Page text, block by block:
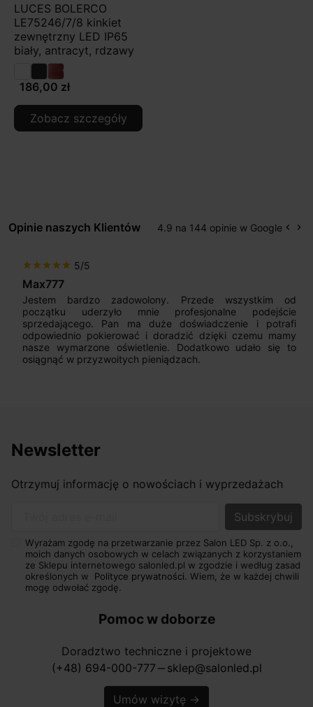
LUCES BOLERCO
LE75246/7/8 kinkiet
zewnętrzny LED IP65
biały, antracyt, rdzawy
186,00 zł
Zobacz szczegóły
Opinie naszych Klientów 4.9 na 144 opinie w Google keyboard_arrow_left keyboard_arrow_right
starstarstarstarstar 5/5
Max777
Jestem bardzo zadowolony. Przede wszystkim od
początku uderzyło mnie profesjonalne podejście
sprzedającego. Pan ma duże doświadczenie i potrafi
odpowiednio pokierować i doradzić dzięki czemu mamy
nasze wymarzone oświetlenie. Dodatkowo udało się to
osiągnąć w przyzwoitych pieniądzach.
Newsletter
Otrzymuj informację o nowościach i wyprzedażach
Wyrażam zgodę na przetwarzanie przez Salon LED Sp. z o.o.,
moich danych osobowych w celach związanych z korzystaniem
ze Sklepu internetowego salonled.pl w zgodzie i według zasad
określonych w Polityce prywatności. Wiem, że w każdej chwili
mogę odwołać zgodę.
Pomoc w doborze
Doradztwo techniczne i projektowe
(+48) 694-000-777 horizontal_rule sklep@salonled.pl
Umów wizytę →